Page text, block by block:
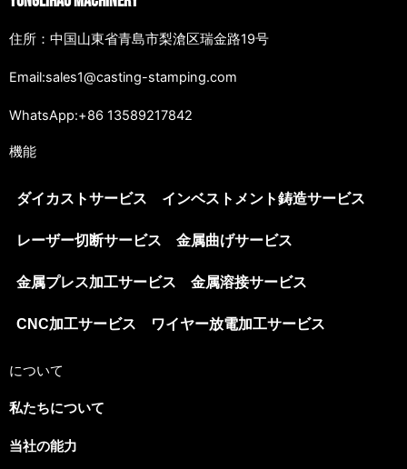
住所：中国山東省青島市梨滄区瑞金路19号
Email:sales1@casting-stamping.com
WhatsApp:+86 13589217842
機能
ダイカストサービス インベストメント鋳造サービス
レーザー切断サービス 金属曲げサービス
金属プレス加工サービス 金属溶接サービス
CNC加工サービス ワイヤー放電加工サービス
について
私たちについて
当社の能力